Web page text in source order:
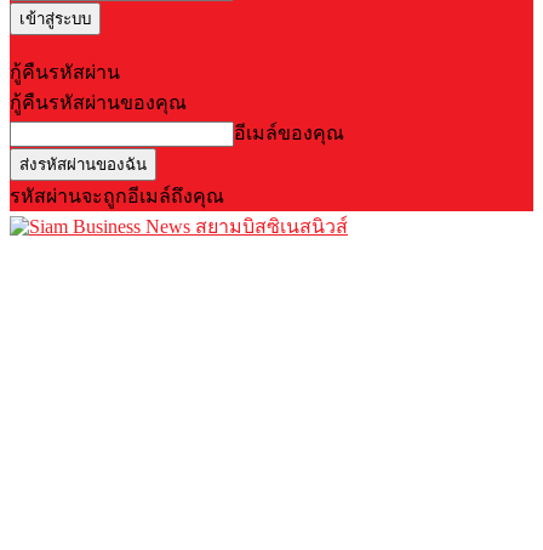
กู้คืนรหัสผ่าน
กู้คืนรหัสผ่านของคุณ
อีเมล์ของคุณ
รหัสผ่านจะถูกอีเมล์ถึงคุณ
สยามบิสซิเนสนิวส์